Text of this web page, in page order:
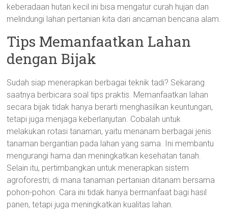
keberadaan hutan kecil ini bisa mengatur curah hujan dan
melindungi lahan pertanian kita dari ancaman bencana alam.
Tips Memanfaatkan Lahan
dengan Bijak
Sudah siap menerapkan berbagai teknik tadi? Sekarang
saatnya berbicara soal tips praktis. Memanfaatkan lahan
secara bijak tidak hanya berarti menghasilkan keuntungan,
tetapi juga menjaga keberlanjutan. Cobalah untuk
melakukan rotasi tanaman, yaitu menanam berbagai jenis
tanaman bergantian pada lahan yang sama. Ini membantu
mengurangi hama dan meningkatkan kesehatan tanah.
Selain itu, pertimbangkan untuk menerapkan sistem
agroforestri, di mana tanaman pertanian ditanam bersama
pohon-pohon. Cara ini tidak hanya bermanfaat bagi hasil
panen, tetapi juga meningkatkan kualitas lahan.